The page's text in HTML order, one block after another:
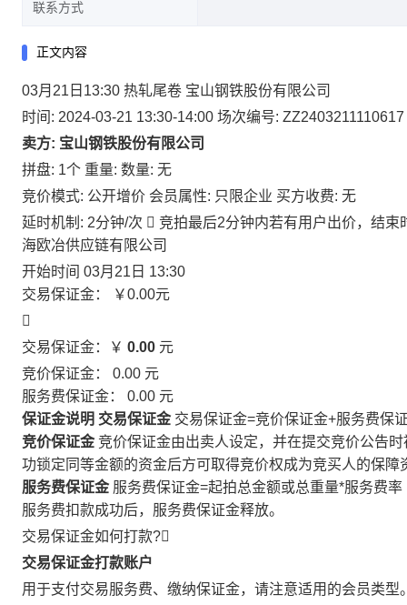
联系方式
正文内容
03月21日13:30 热轧尾卷 宝山钢铁股份有限公司
时间: 2024-03-21 13:30-14:00 场次编号: ZZ2403211110617
卖方: 宝山钢铁股份有限公司
拼盘: 1个 重量: 数量: 无
竞价模式: 公开增价 会员属性: 只限企业 买方收费: 无
延时机制: 2分钟/次  竞拍最后2分钟内若有用户出价，结
海欧冶供应链有限公司
开始时间 03月21日 13:30
交易保证金：
￥0.00元

交易保证金：￥ 0.00 元
竞价保证金： 0.00 元
服务费保证金： 0.00 元
保证金说明 交易保证金 交易保证金=竞价保证金+服务费保
竞价保证金 竞价保证金由出卖人设定，并在提交竞价公告
功锁定同等金额的资金后方可取得竞价权成为竞买人的保障
服务费保证金 服务费保证金=起拍总金额或总重量*服务费率
服务费扣款成功后，服务费保证金释放。
交易保证金如何打款?
交易保证金打款账户
用于支付交易服务费、缴纳保证金，请注意适用的会员类型